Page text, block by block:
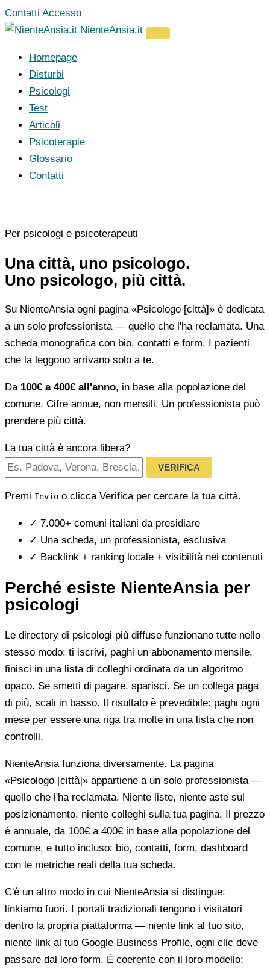
Vai
al
Contatti Accesso
NienteAnsia.it
Homepage
Disturbi
Psicologi
Test
Articoli
Psicoterapie
Glossario
Contatti
Per psicologi e psicoterapeuti
Una città, uno psicologo.
Uno psicologo, più città.
Su NienteAnsia ogni pagina «Psicologo [città]» è dedicata
a un solo professionista — quello che l'ha reclamata. Una
scheda monografica con bio, contatti e form. I pazienti
che la leggono arrivano solo a te.
Da 100€ a 400€ all'anno, in base alla popolazione del
comune. Cifre annue, non mensili. Un professionista può
prendere più città.
La tua città è ancora libera?
VERIFICA
Premi Invio o clicca Verifica per cercare la tua città.
✓ 7.000+ comuni italiani da presidiare
✓ Una scheda, un professionista, esclusiva
✓ Backlink + ranking locale + visibilità nei contenuti
Perché esiste NienteAnsia per
psicologi
Le directory di psicologi più diffuse funzionano tutte nello
stesso modo: ti iscrivi, paghi un abbonamento mensile,
finisci in una lista di colleghi ordinata da un algoritmo
opaco. Se smetti di pagare, sparisci. Se un collega paga
di più, scali in basso. Il risultato è prevedibile: paghi ogni
mese per essere una riga tra molte in una lista che non
controlli.
NienteAnsia funziona diversamente. La pagina
«Psicologo [città]» appartiene a un solo professionista —
quello che l'ha reclamata. Niente liste, niente aste sul
posizionamento, niente colleghi sulla tua pagina. Il prezzo
è annuale, da 100€ a 400€ in base alla popolazione del
comune, e tutto incluso: bio, contatti, form, dashboard
con le metriche reali della tua scheda.
C'è un altro modo in cui NienteAnsia si distingue:
linkiamo fuori. I portali tradizionali tengono i visitatori
dentro la propria piattaforma — niente link al tuo sito,
niente link al tuo Google Business Profile, ogni clic deve
passare dal loro form. È coerente con il loro modello: